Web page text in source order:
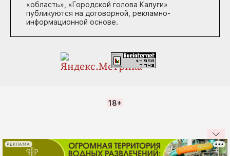
«область», «Городской голова Калуги»
публикуются на договорной, рекламно-
информационной основе.
18+
РЕКЛАМА